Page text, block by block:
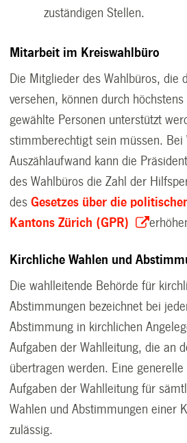
zuständigen Stellen.
Mitarbeit im Kreiswahlbüro
Die Mitglieder des Wahlbüros, die
versehen, können durch
gewählte Personen unterstützt
stimmberechtigt sein müssen. Bei
Auszählaufwand kann die
des Wahlbüros die Zahl der
desGesetzes über die
Kantons Zürich (GPR)
Kirchliche Wahlen und
Die wahlleitende Behörde für
Abstimmungen bezeichnet bei
Abstimmung in kirchlichen
Aufgaben der Wahlleitung, die an
übertragen werden. Eine
Aufgaben der Wahlleitung für
Wahlen und Abstimmungen einer
zulässig.